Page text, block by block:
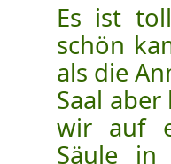
Es ist
schön
als die
Saal
wir auf
Säule